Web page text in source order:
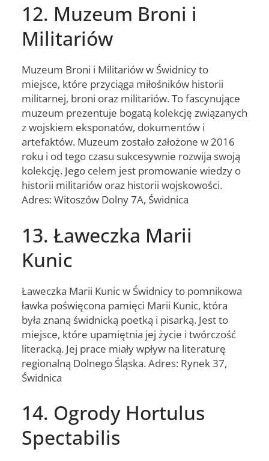
12. Muzeum Broni i
Militariów
Muzeum Broni i Militariów w Świdnicy to
miejsce, które przyciąga miłośników historii
militarnej, broni oraz militariów. To fascynujące
muzeum prezentuje bogatą kolekcję związanych
z wojskiem eksponatów, dokumentów i
artefaktów. Muzeum zostało założone w 2016
roku i od tego czasu sukcesywnie rozwija swoją
kolekcję. Jego celem jest promowanie wiedzy o
historii militariów oraz historii wojskowości.
Adres: Witoszów Dolny 7A, Świdnica
13. Ławeczka Marii
Kunic
Ławeczka Marii Kunic w Świdnicy to pomnikowa
ławka poświęcona pamięci Marii Kunic, która
była znaną świdnicką poetką i pisarką. Jest to
miejsce, które upamiętnia jej życie i twórczość
literacką. Jej prace miały wpływ na literaturę
regionalną Dolnego Śląska. Adres: Rynek 37,
Świdnica
14. Ogrody Hortulus
Spectabilis